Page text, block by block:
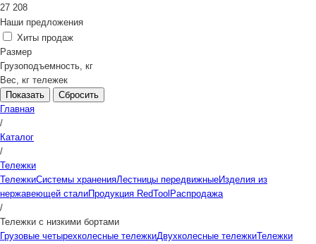
27 208
Наши предложения
Хиты продаж
Размер
Грузоподъемность, кг
Вес, кг тележек
Сбросить
Главная
/
Каталог
/
Тележки
ТележкиСистемы храненияЛестницы передвижныеИзделия из
нержавеющей сталиПродукция RedTool Распродажа
/
Тележки с низкими бортами
Грузовые четырехколесные тележкиДвухколесные тележкиТележки